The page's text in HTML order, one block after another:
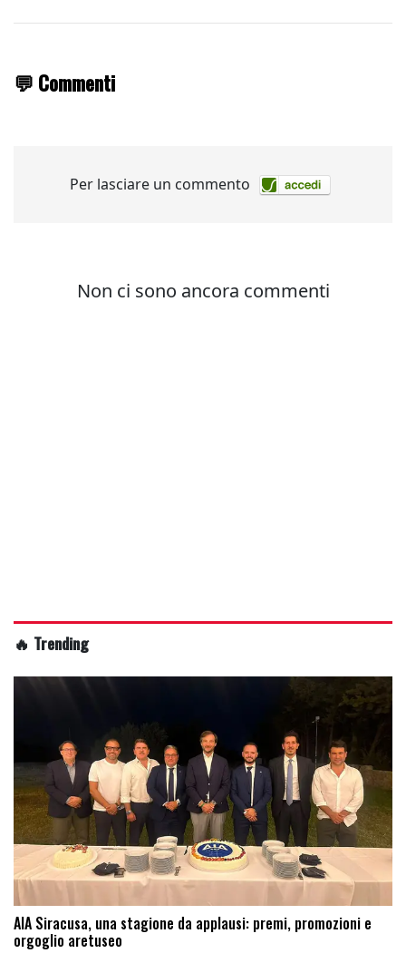
💬 Commenti
🔥 Trending
AIA Siracusa, una stagione da applausi: premi, promozioni e
orgoglio aretuseo